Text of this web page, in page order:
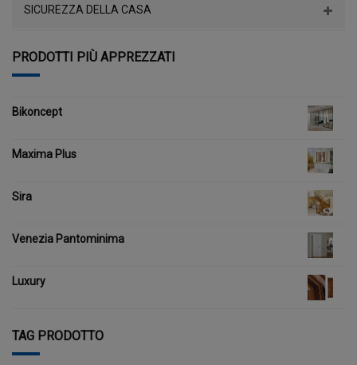
SICUREZZA DELLA CASA
PRODOTTI PIÙ APPREZZATI
Bikoncept
Maxima Plus
Sira
Venezia Pantominima
Luxury
TAG PRODOTTO